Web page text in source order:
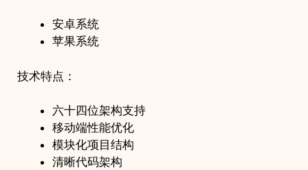
安卓系统
苹果系统
技术特点：
六十四位架构支持
移动端性能优化
模块化项目结构
清晰代码架构